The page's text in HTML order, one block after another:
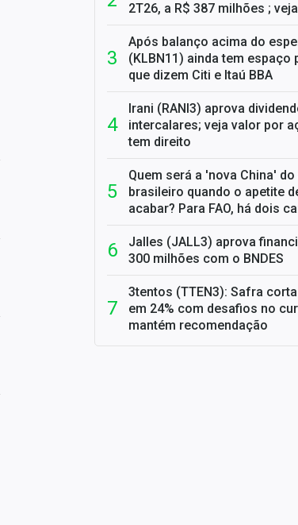
2T26, a R$ 387 milhões ;
Após balanço acima do
(KLBN11) ainda tem espaço
que dizem Citi e Itaú BBA
Irani (RANI3) aprova
intercalares; veja valor por
tem direito
Quem será a 'nova China'
brasileiro quando o apetite
acabar? Para FAO, há dois
Jalles (JALL3) aprova
300 milhões com o BNDES
3tentos (TTEN3): Safra
em 24% com desafios no
mantém recomendação